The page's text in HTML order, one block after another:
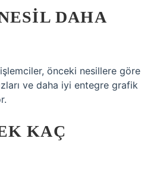
DAHA
önceki nesillere göre
ve daha iyi entegre grafik
KAÇ